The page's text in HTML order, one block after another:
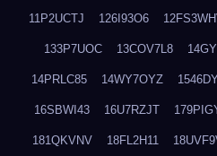
11P2UCTJ 126I93O6
133P7UOC 13COV7L8
14PRLC85 14WY7OYZ
16SBWI43 16U7RZJT
181QKVNV 18FL2H11